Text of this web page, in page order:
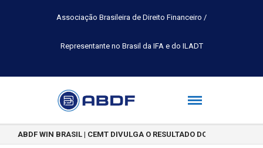
Associação Brasileira de Direito Financeiro /
Representante no Brasil da IFA e do ILADT
ABDF WIN BRASIL | CEMT DIVULGA O RESULTADO DO CONCURSO